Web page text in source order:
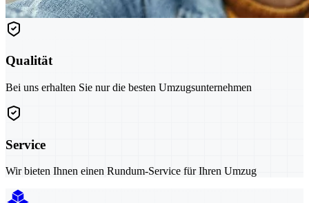
Qualität
Bei uns erhalten Sie nur die besten Umzugsunternehmen
Service
Wir bieten Ihnen einen Rundum-Service für Ihren Umzug